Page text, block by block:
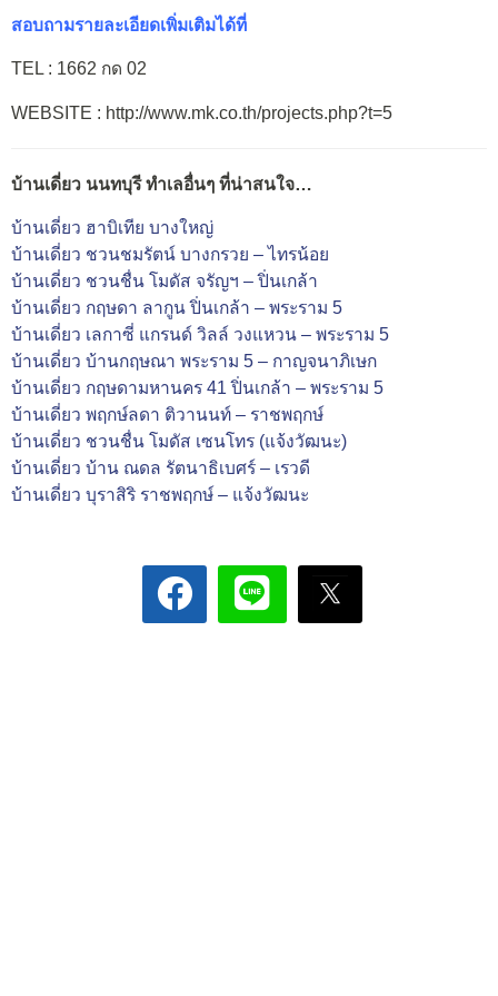
สอบถามรายละเอียดเพิ่มเติมได้ที่
TEL : 1662 กด 02
WEBSITE : http://www.mk.co.th/projects.php?t=5
บ้านเดี่ยว นนทบุรี ทำเลอื่นๆ ที่น่าสนใจ…
บ้านเดี่ยว ฮาบิเทีย บางใหญ่
บ้านเดี่ยว ชวนชมรัตน์ บางกรวย – ไทรน้อย
บ้านเดี่ยว ชวนชื่น โมดัส จรัญฯ – ปิ่นเกล้า
บ้านเดี่ยว กฤษดา ลากูน ปิ่นเกล้า – พระราม 5
บ้านเดี่ยว เลกาซี่ แกรนด์ วิลล์ วงแหวน – พระราม 5
บ้านเดี่ยว บ้านกฤษณา พระราม 5 – กาญจนาภิเษก
บ้านเดี่ยว กฤษดามหานคร 41 ปิ่นเกล้า – พระราม 5
บ้านเดี่ยว พฤกษ์ลดา ติวานนท์ – ราชพฤกษ์
บ้านเดี่ยว ชวนชื่น โมดัส เซนโทร (แจ้งวัฒนะ)
บ้านเดี่ยว บ้าน ณดล รัตนาธิเบศร์ – เรวดี
บ้านเดี่ยว บุราสิริ ราชพฤกษ์ – แจ้งวัฒนะ